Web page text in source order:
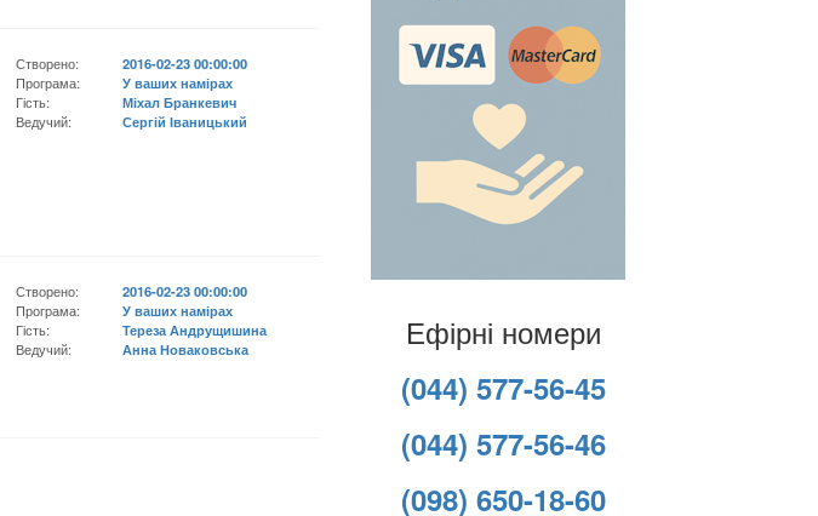
Створено:
2016-02-23 00:00:00
Програма:
У ваших намірах
Гість:
Міхал Бранкевич
Ведучий:
Сергій Іваницький
Створено:
2016-02-23 00:00:00
Програма:
У ваших намірах
Гість:
Тереза Андрущишина
Ведучий:
Анна Новаковська Ефірні номери
(044) 577-56-45
(044) 577-56-46
(098) 650-18-60